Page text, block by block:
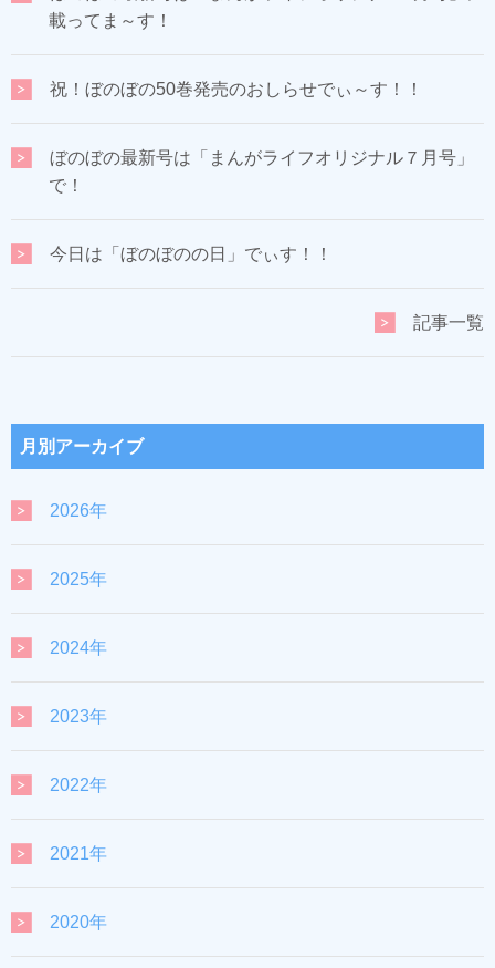
載ってま～す！
祝！ぼのぼの50巻発売のおしらせでぃ～す！！
ぼのぼの最新号は「まんがライフオリジナル７月号」
で！
今日は「ぼのぼのの日」でぃす！！
記事一覧
月別アーカイブ
2026年
2025年
2024年
2023年
2022年
2021年
2020年